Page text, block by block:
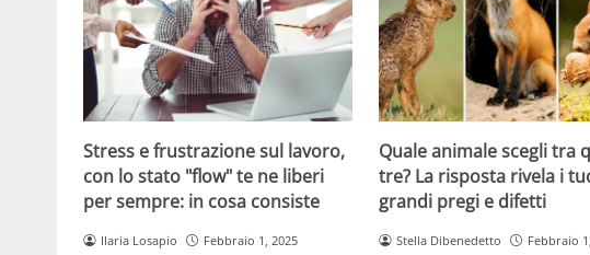
Stress e frustrazione sul lavoro,
con lo stato "flow" te ne liberi
per sempre: in cosa consiste
Ilaria Losapio Febbraio 1, 2025
Quale animale scegli tra
tre? La risposta rivela i
grandi pregi e difetti
Stella Dibenedetto Febbraio